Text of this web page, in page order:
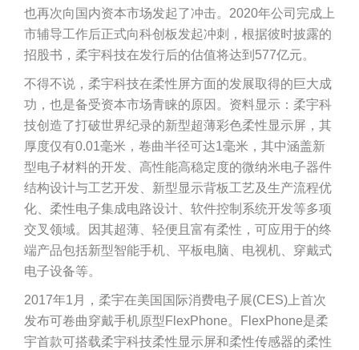
也再次向国内资本市场发起了冲击。2020年公司完成上
市辅导工作后正式向科创板发起冲刺，根据彼时披露的
招股书，柔宇科技在发行后的估值将达到577亿元。
不得不说，柔宇科技在柔性屏方面的发展取得的巨大成
功，也是备受资本市场青睐的原因。资料显示：柔宇科
技创造了打破世界纪录的新型超薄彩色柔性显示屏，其
厚度仅有0.01毫米，卷曲半径可达1毫米，其中涵盖新
型电子材料的开发、高性能高稳定度的微纳米电子器件
结构设计与工艺开发、新型显示背板工艺及生产流程优
化、柔性电子集成电路设计、软件控制系统开发等多项
交叉领域。因其超薄、轻便且富有柔性，可应用于的终
端产品包括新型智能手机、平板电脑、电视机、穿戴式
电子设备等。
2017年1月，柔宇在美国国际消费电子展(CES)上首次
发布可卷曲穿戴手机原型FlexPhone。FlexPhone是柔
宇首款可搭载柔宇科技柔性显示屏和柔性传感器的柔性